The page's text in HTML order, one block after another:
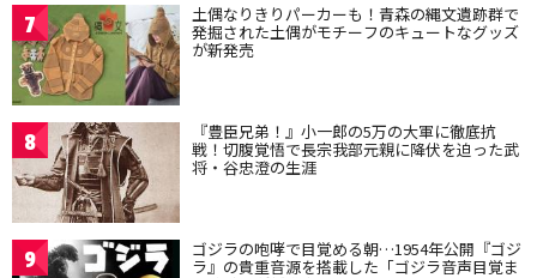
7 土偶なりきりパーカーも！青森の縄文遺跡群で
発掘された土偶がモチーフのキュートなグッズ
が新発売
8 『豊臣兄弟！』小一郎の5万の大軍に徹底抗
戦！切腹覚悟で長宗我部元親に降伏を迫った武
将・谷忠澄の生涯
9 ゴジラの咆哮で目覚める朝…1954年公開『ゴジ
ラ』の貴重音源を搭載した「ゴジラ音声目覚ま